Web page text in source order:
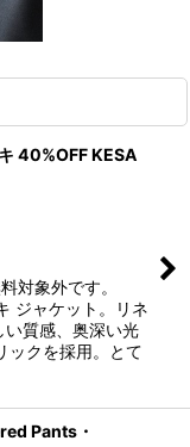
40%OFF KESA
対象外です。
ジャケット。リネ
質感、奥深い光
ックを採用。とて
Pants・